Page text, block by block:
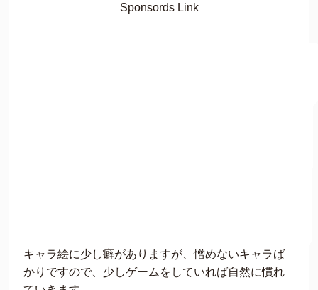
Sponsords Link
キャラ絵に少し癖がありますが、憎めないキャラば
かりですので、少しゲームをしていれば自然に慣れ